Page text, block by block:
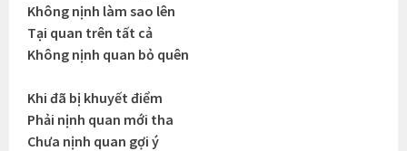
Không nịnh làm sao lên
Tại quan trên tất cả
Không nịnh quan bỏ quên
Khi đã bị khuyết điểm
Phải nịnh quan mới tha
Chưa nịnh quan gợi ý